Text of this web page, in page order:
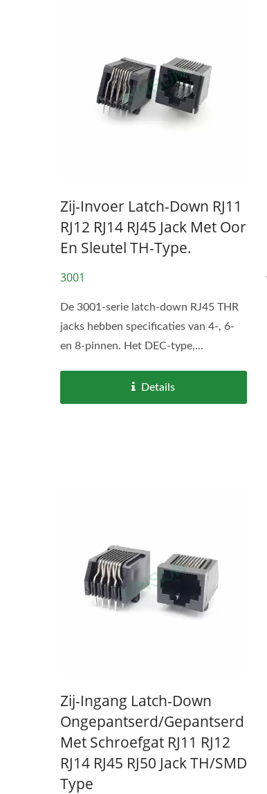
Zij-Invoer Latch-Down RJ11
RJ12 RJ14 RJ45 Jack Met Oor
En Sleutel TH-Type.
3001
De 3001-serie latch-down RJ45 THR
jacks hebben specificaties van 4-, 6-
en 8-pinnen. Het DEC-type,...
Details
Zij-Ingang Latch-Down
Ongepantserd/Gepantserd
Met Schroefgat RJ11 RJ12
RJ14 RJ45 RJ50 Jack TH/SMD
Type
Waterdichte IP68 USB Type-C
Connector